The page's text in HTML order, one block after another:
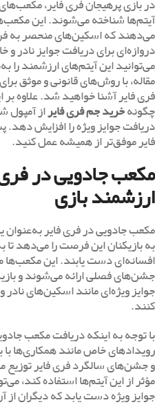
در بازی پرهیجان فری فایر،
آیتم‌ها شناخته می‌شوند. این
می‌دهند که اسکین‌های منحصر به
دروازه‌ای برای دریافت جوایز نادر
می‌توانید این آیتم‌های ارزشمند را
مقاله، با روش‌های قانونی و موثق
فری فایر آشنا خواهید شد. علاوه
چگونهخرید جم فری فایراز آمپول
دریافت جوایز ویژه را افزایش دهد.
فایر موفق‌تر از همیشه عمل کنید.
مکعب جادویی در
ارزشمند بازی
مکعب جادویی در فری فایر
به بازیکنان این فرصت را می‌دهد
افسانه‌ای دست یابند. این مکعب‌ها
جشن‌های فصلی ارائه می‌شوند و
جوایز ویژه‌ای مانند اسکین‌های
کنند.
رویدادهای خاص مانند همکاری‌ها با
و جشن‌های سالگرد فری فایر
مؤثر از این آیتم‌ها استفاده کند،
جوایز ویژه دست یابد که دیگران از